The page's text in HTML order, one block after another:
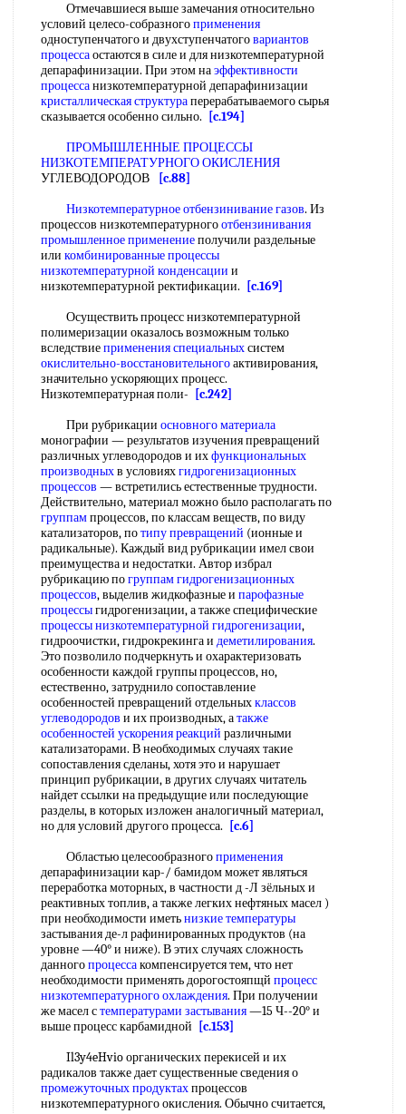
Отмечавшиеся выше замечания относительно
условий целесо-собразногоприменения
одноступенчатого и двухступенчатоговариантов
процессаостаются в силе и для низкотемпературной
депарафинизации. При этом наэффективности
процессанизкотемпературной депарафинизации
кристаллическая структураперерабатываемого сырья
сказывается особенно сильно.
[c.194]
ПРОМЫШЛЕННЫЕ ПРОЦЕССЫ
НИЗКОТЕМПЕРАТУРНОГО ОКИСЛЕНИЯ
УГЛЕВОДОРОДОВ
[c.88]
Низкотемпературное отбензинивание газов. Из
процессов низкотемпературногоотбензинивания
промышленное применениеполучили раздельные
или комбинированные процессы
низкотемпературной конденсации и
низкотемпературной ректификации.
[c.169]
Осуществить процесс низкотемпературной
полимеризации оказалось возможным только
вследствиеприменения специальныхсистем
окислительно-восстановительногоактивирования,
значительно ускоряющих процесс.
Низкотемпературная поли-
[c.242]
При рубрикации основного материала
монографии — результатов изучения превращений
различных углеводородов и ихфункциональных
производныхв условияхгидрогенизационных
процессов — встретились естественные трудности.
Действительно, материал можно было располагать по
группампроцессов, по классам веществ, по виду
катализаторов, потипу превращений (ионные и
радикальные). Каждый вид рубрикации имел свои
преимущества и недостатки. Автор избрал
рубрикацию погруппамгидрогенизационных
процессов, выделив жидкофазные и парофазные
процессыгидрогенизации, а также специфические
процессы низкотемпературной гидрогенизации,
гидроочистки, гидрокрекинга и деметилирования.
Это позволило подчеркнуть и охарактеризовать
особенности каждой группы процессов, но,
естественно, затруднило сопоставление
особенностей превращений отдельныхклассов
углеводородов и их производных, атакже
особенностей ускорения реакций различными
катализаторами. В необходимых случаях такие
сопоставления сделаны, хотя это и нарушает
принцип рубрикации, в других случаях читатель
найдет ссылки на предыдущие или последующие
разделы, в которых изложен аналогичный материал,
но для условий другого процесса.
[c.6]
Областью целесообразногоприменения
депарафинизации кар-/ бамидом может являться
переработка моторных, в частности д -Л зёльных и
реактивных топлив, а также легких нефтяных масел )
при необходимости иметьнизкие температуры
застывания де-л рафинированных продуктов (на
уровне —40° и ниже). В этих случаях сложность
данногопроцессакомпенсируется тем, что нет
необходимости применять дорогостояпщй процесс
низкотемпературного охлаждения. При получении
же масел стемпературами застывания—15 Ч--20° и
выше процесс карбамидной
[c.153]
Il3y4eHvio органических перекисей и их
радикалов также дает существенные сведения о
промежуточных продуктахпроцессов
низкотемпературного окисления. Обычно считается,